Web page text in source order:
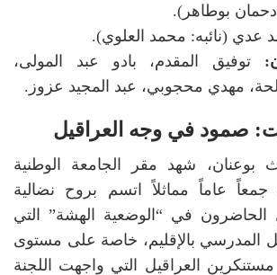
دحمان بوطاهر).
عدي (نائبه: محمد العلوي).
توفيق المقدم، بادو عبد المولى،
مهدي محجوبي، عبد المجيد عزوز.
صمود في وجه العراقيل
بوعنان، شهد مقر الجامعة الوطنية
جمعاً عاماً مماثلاً اتسم بروح نضالية
الحاضرون في “الوضعية الهشة” التي
المدرسي بالإقليم، خاصة على مستوى
مستنكرين العراقيل التي واجهت اللجنة